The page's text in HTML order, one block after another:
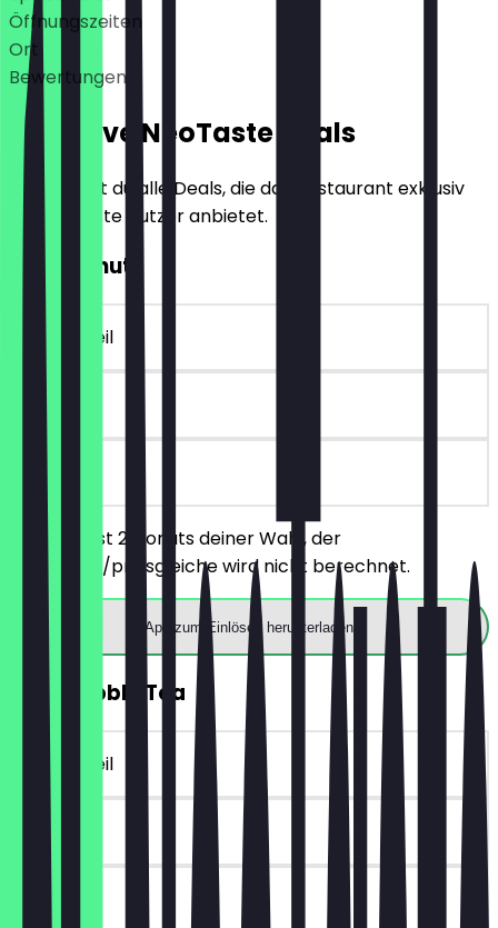
Öffnungszeiten
Ort
Bewertungen
Exklusive NeoTaste Deals
Hier findest du alle Deals, die das Restaurant exklusiv
für NeoTaste Nutzer anbietet.
2für1 Donut
~€ 8 Vorteil
30 Tage
vor Ort
Du bestellst 2 Donuts deiner Wahl, der
günstigere/preisgleiche wird nicht berechnet.
App zum Einlösen herunterladen
2für1 Bubble Tea
~€ 8 Vorteil
30 Tage
vor Ort